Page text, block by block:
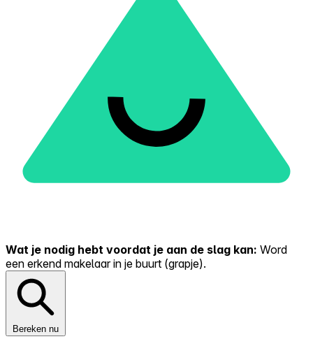
Wat je nodig hebt voordat je aan de slag kan: Word
een erkend makelaar in je buurt (grapje).
Bereken nu